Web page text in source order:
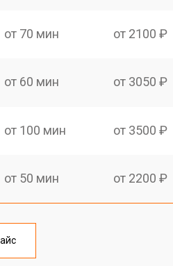
от 70 мин от 2100 ₽
от 60 мин от 3050 ₽
от 100 мин от 3500 ₽
от 50 мин от 2200 ₽
от 80 мин